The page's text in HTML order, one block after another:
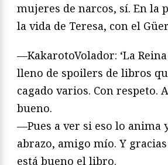
mujeres de narcos, sí. En la
la vida de Teresa, con el
—KakarotoVolador: ‘La
lleno de spoilers de libros
cagado varios. Con respeto.
bueno.
—Pues a ver si eso lo anima
abrazo, amigo mío. Y
está bueno el libro.